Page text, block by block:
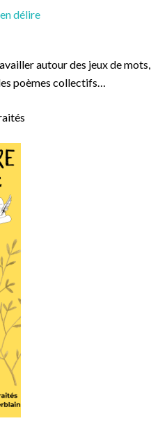
délire
autour des jeux de mots,
poèmes collectifs…